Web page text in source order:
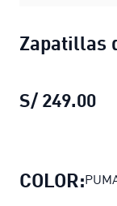
Zapatillas
S/ 249.00
COLOR: